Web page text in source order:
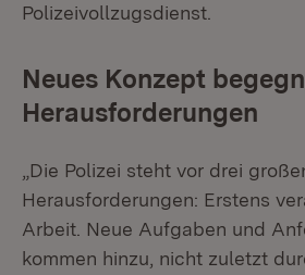
Polizeivollzugsdienst.
Neues Konzept
Herausforderungen
„Die Polizei steht vor drei
Herausforderungen: Erstens
Arbeit. Neue Aufgaben und
kommen hinzu, nicht zuletzt